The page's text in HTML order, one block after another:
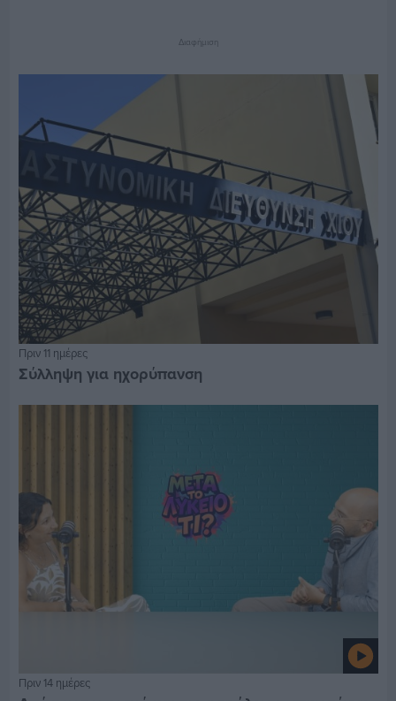
Διαφήμιση
Πριν 11 ημέρες
Σύλληψη για ηχορύπανση
Πριν 14 ημέρες